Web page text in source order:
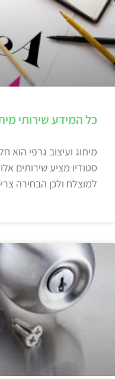
כל המידע שירותי
מיתוג ועיצוב גרפי
סטודיו מציע שירותים
למוצלח ולכן הבחירה